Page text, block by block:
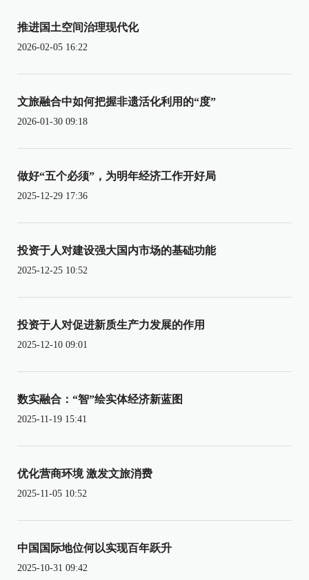
推进国土空间治理现代化
2026-02-05 16:22
文旅融合中如何把握非遗活化利用的“度”
2026-01-30 09:18
做好“五个必须”，为明年经济工作开好局
2025-12-29 17:36
投资于人对建设强大国内市场的基础功能
2025-12-25 10:52
投资于人对促进新质生产力发展的作用
2025-12-10 09:01
数实融合：“智”绘实体经济新蓝图
2025-11-19 15:41
优化营商环境 激发文旅消费
2025-11-05 10:52
中国国际地位何以实现百年跃升
2025-10-31 09:42